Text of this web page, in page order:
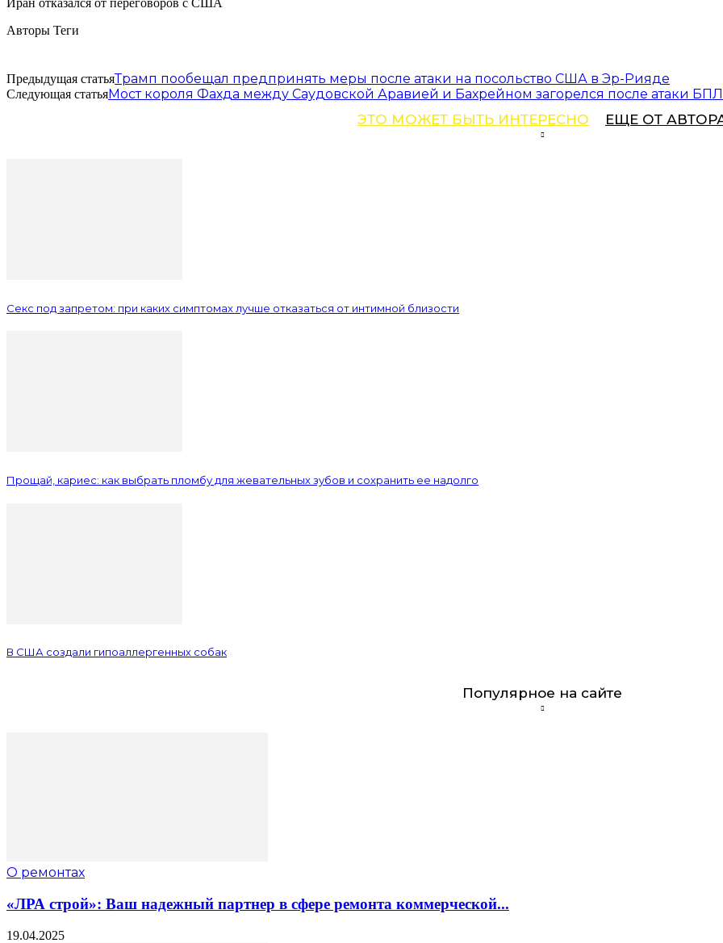
Авторы Теги
Предыдущая статьяТрамп пообещал предпринять меры после атаки на посольство США в Эр-Рияде
Следующая статьяМост короля Фахда между Саудовской Аравией и Бахрейном загорелся после атаки
ЭТО МОЖЕТ БЫТЬ ИНТЕРЕСНО ЕЩЕ ОТ
Секс под запретом: при каких симптомах лучше отказаться от интимной близости
Прощай, кариес: как выбрать пломбу для жевательных зубов и сохранить ее надолго
В США создали гипоаллергенных собак
Популярное на сайте
О ремонтах
«ЛРА строй»: Ваш надежный партнер в сфере ремонта коммерческой...
19.04.2025